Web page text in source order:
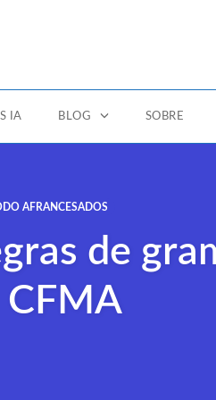
IA BLOG SOBRE
AFRANCESADOS
de